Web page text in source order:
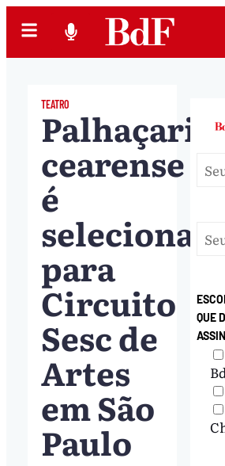
TEATRO
Palhaçaria
cearense
é
para
Circuito
Sesc de
Artes
em São
Paulo
QUE